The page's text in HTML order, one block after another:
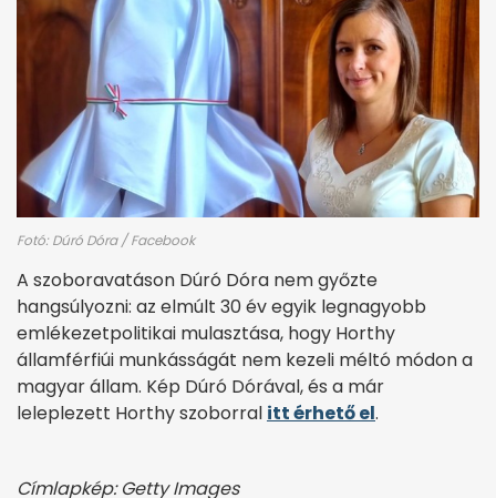
Fotó: Dúró Dóra / Facebook
A szoboravatáson Dúró Dóra nem győzte
hangsúlyozni: az elmúlt 30 év egyik legnagyobb
emlékezetpolitikai mulasztása, hogy Horthy
államférfiúi munkásságát nem kezeli méltó módon a
magyar állam. Kép Dúró Dórával, és a már
leleplezett Horthy szoborral itt érhető el.
Címlapkép: Getty Images